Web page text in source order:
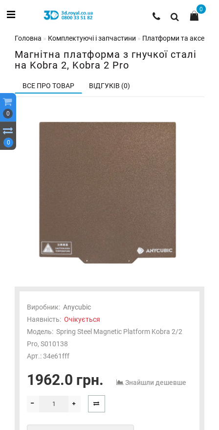
0
0
0
Головна Комплектуючі і запчастини Платформи та
Магнітна платформа з гнучкої сталі
на Kobra 2, Kobra 2 Pro
ВСЕ ПРО ТОВАР ВІДГУКІВ (0)
Виробник: Anycubic
Наявність: Очікується
Модель: Spring Steel Magnetic Platform Kobra 2/2
Pro, S010138
Арт.: 34e61fff
1962.0 грн. Знайшли дешевше